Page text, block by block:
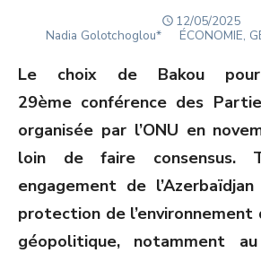
POSTED
ON
12/05/2025
Author
Nadia Golotchoglou* ÉCONOMIE,
Le choix de Bakou
29ème conférence des
organisée par l’ONU en
loin de faire consensus.
engagement de
protection de
géopolitique, notamment